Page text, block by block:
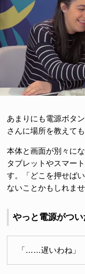
あまりにも電源ボタ
さんに場所を教えて
本体と画面が別々に
タブレットやスマー
す。「どこを押せば
ないことかもしれませ
やっと電源がつ
「……遅いわね」